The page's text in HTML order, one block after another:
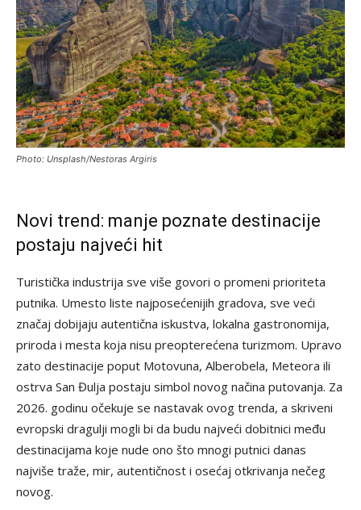
Photo: Unsplash/Nestoras Argiris
Novi trend: manje poznate destinacije
postaju najveći hit
Turistička industrija sve više govori o promeni prioriteta
putnika. Umesto liste najposećenijih gradova, sve veći
značaj dobijaju autentična iskustva, lokalna gastronomija,
priroda i mesta koja nisu preopterećena turizmom. Upravo
zato destinacije poput Motovuna, Alberobela, Meteora ili
ostrva San Đulja postaju simbol novog načina putovanja. Za
2026. godinu očekuje se nastavak ovog trenda, a skriveni
evropski dragulji mogli bi da budu najveći dobitnici među
destinacijama koje nude ono što mnogi putnici danas
najviše traže, mir, autentičnost i osećaj otkrivanja nečeg
novog.